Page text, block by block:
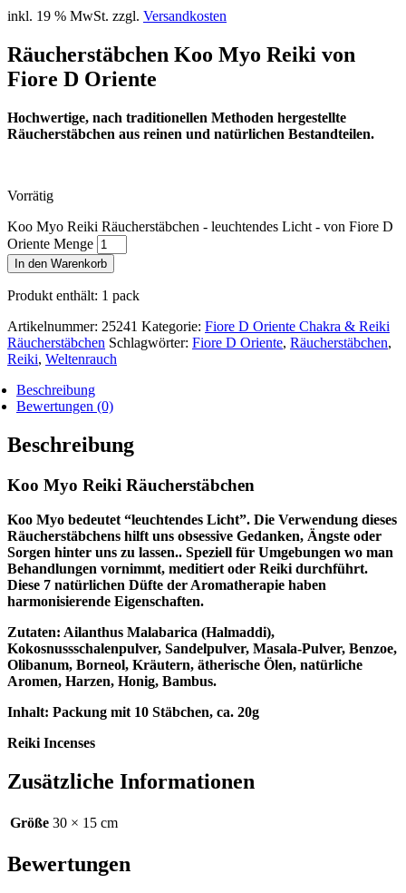
inkl. 19 % MwSt. zzgl. Versandkosten
Räucherstäbchen Koo Myo Reiki von
Fiore D Oriente
Hochwertige, nach traditionellen Methoden hergestellte
Räucherstäbchen aus reinen und natürlichen Bestandteilen.
Vorrätig
Koo Myo Reiki Räucherstäbchen - leuchtendes Licht - von Fiore D
Oriente Menge
In den Warenkorb
Produkt enthält: 1 pack
Artikelnummer: 25241 Kategorie: Fiore D Oriente Chakra & Reiki
Räucherstäbchen Schlagwörter: Fiore D Oriente, Räucherstäbchen,
Reiki, Weltenrauch
Beschreibung
Bewertungen (0)
Beschreibung
Koo Myo Reiki Räucherstäbchen
Koo Myo bedeutet “leuchtendes Licht”. Die Verwendung dieses
Räucherstäbchens hilft uns obsessive Gedanken, Ängste oder
Sorgen hinter uns zu lassen.. Speziell für Umgebungen wo man
Behandlungen vornimmt, meditiert oder Reiki durchführt.
Diese 7 natürlichen Düfte der Aromatherapie haben
harmonisierende Eigenschaften.
Zutaten: Ailanthus Malabarica (Halmaddi),
Kokosnussschalenpulver, Sandelpulver, Masala-Pulver, Benzoe,
Olibanum, Borneol, Kräutern, ätherische Ölen, natürliche
Aromen, Harzen, Honig, Bambus.
Inhalt: Packung mit 10 Stäbchen, ca. 20g
Reiki Incenses
Zusätzliche Informationen
Größe 30 × 15 cm
Bewertungen